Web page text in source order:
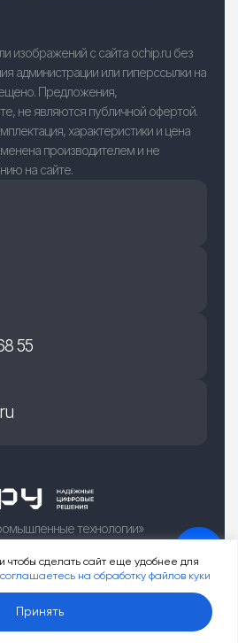
чтобы сделать сайт еще удобнее для
соглашаетесь на обработку файлов куки
Принять
Корзина Профиль Меню
изображений с сайта ochip.ru без
администрации или гиперссылки на
Предложения,
не являются публичной офертой.
характеристики и цена
производителем и не
на сайте.
55
технологии»